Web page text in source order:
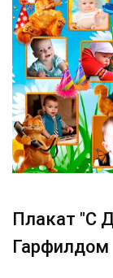
Плакат "С
Гарфилдом